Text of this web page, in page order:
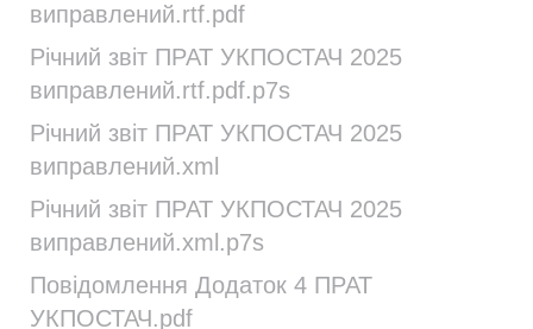
виправлений.rtf.pdf
Річний звіт ПРАТ УКПОСТАЧ 2025
виправлений.rtf.pdf.p7s
Річний звіт ПРАТ УКПОСТАЧ 2025
виправлений.xml
Річний звіт ПРАТ УКПОСТАЧ 2025
виправлений.xml.p7s
Повідомлення Додаток 4 ПРАТ
УКПОСТАЧ.pdf